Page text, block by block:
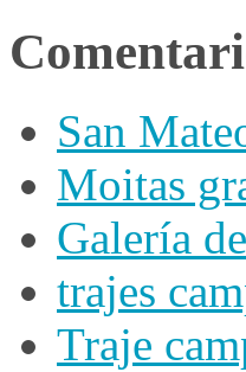
San
Moitas
Galería
trajes
Traje